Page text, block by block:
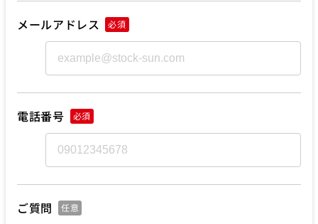
メールアドレス 必須
電話番号 必須
ご質問 任意